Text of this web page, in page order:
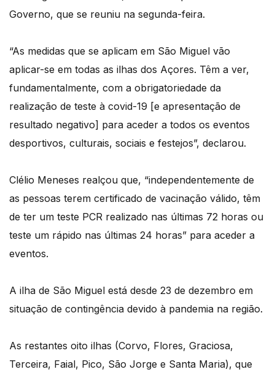
Governo, que se reuniu na segunda-feira.
“As medidas que se aplicam em São Miguel vão
aplicar-se em todas as ilhas dos Açores. Têm a ver,
fundamentalmente, com a obrigatoriedade da
realização de teste à covid-19 [e apresentação de
resultado negativo] para aceder a todos os eventos
desportivos, culturais, sociais e festejos”, declarou.
Clélio Meneses realçou que, “independentemente de
as pessoas terem certificado de vacinação válido, têm
de ter um teste PCR realizado nas últimas 72 horas ou
teste um rápido nas últimas 24 horas” para aceder a
eventos.
A ilha de São Miguel está desde 23 de dezembro em
situação de contingência devido à pandemia na região.
As restantes oito ilhas (Corvo, Flores, Graciosa,
Terceira, Faial, Pico, São Jorge e Santa Maria), que